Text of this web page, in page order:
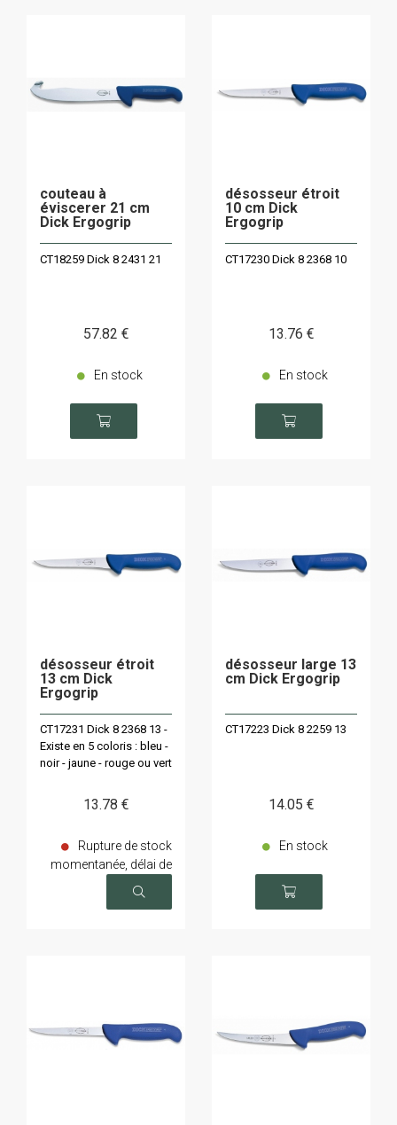
couteau à
éviscerer 21 cm
Dick Ergogrip
CT18259 Dick 8 2431 21
57.82 €
En stock
désosseur étroit
10 cm Dick
Ergogrip
CT17230 Dick 8 2368 10
13.76 €
En stock
désosseur étroit
13 cm Dick
Ergogrip
CT17231 Dick 8 2368 13 -
Existe en 5 coloris : bleu -
noir - jaune - rouge ou vert
13.78 €
Rupture de stock
momentanée, délai de
livraison sur demande
désosseur large 13
cm Dick Ergogrip
CT17223 Dick 8 2259 13
14.05 €
En stock